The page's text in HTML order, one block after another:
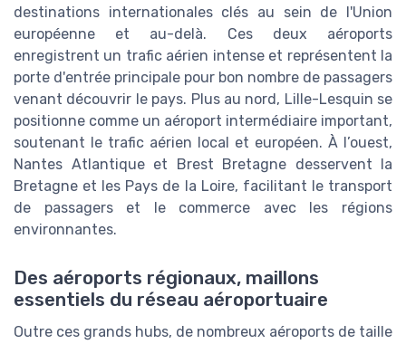
destinations internationales clés au sein de l'Union
européenne et au-delà. Ces deux aéroports
enregistrent un trafic aérien intense et représentent la
porte d'entrée principale pour bon nombre de passagers
venant découvrir le pays. Plus au nord, Lille-Lesquin se
positionne comme un aéroport intermédiaire important,
soutenant le trafic aérien local et européen. À l’ouest,
Nantes Atlantique et Brest Bretagne desservent la
Bretagne et les Pays de la Loire, facilitant le transport
de passagers et le commerce avec les régions
environnantes.
Des aéroports régionaux, maillons
essentiels du réseau aéroportuaire
Outre ces grands hubs, de nombreux aéroports de taille